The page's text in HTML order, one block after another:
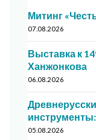
Митинг
07.08.2026
Выставка к
Ханжонкова
06.08.2026
05.08.2026